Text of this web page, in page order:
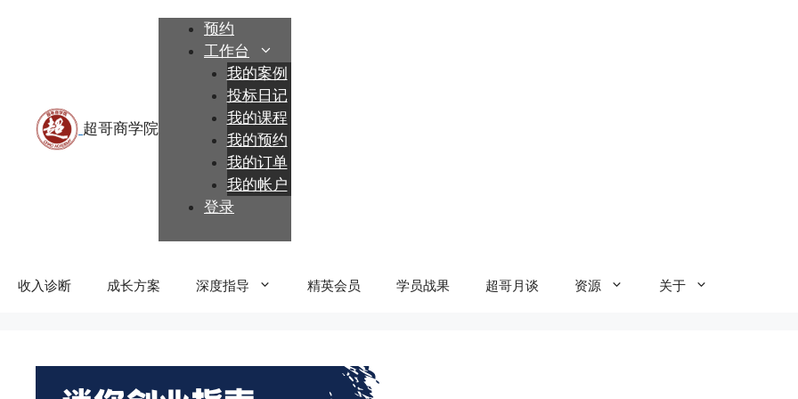
预约
工作台
我的案例
投标日记
我的课程
我的预约
我的订单
我的帐户
登录
收入诊断 成长方案 深度指导 精英会员 学员战果 超哥月谈 资源 关于